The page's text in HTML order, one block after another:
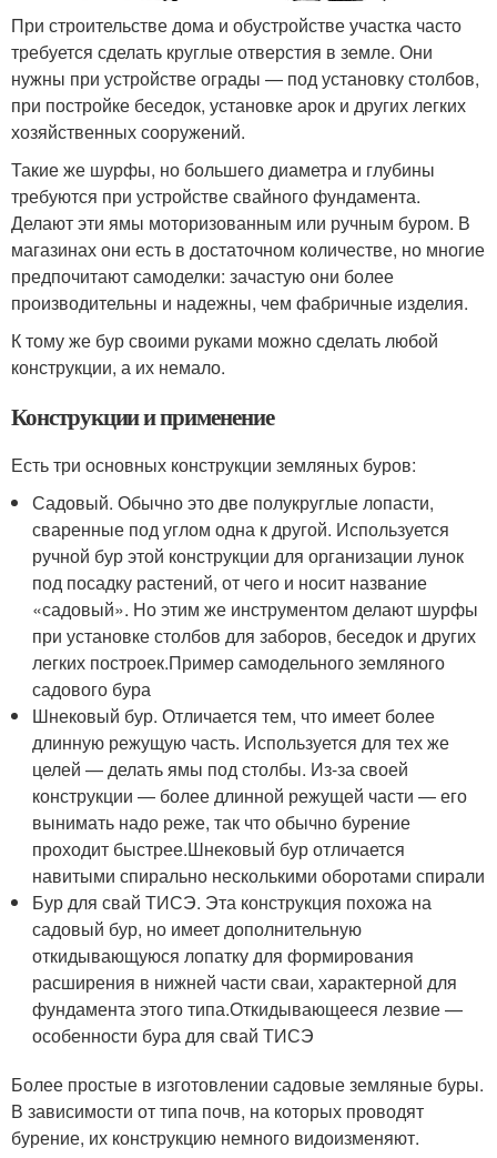
При строительстве дома и обустройстве участка часто
требуется сделать круглые отверстия в земле. Они
нужны при устройстве ограды — под установку столбов,
при постройке беседок, установке арок и других легких
хозяйственных сооружений.
Такие же шурфы, но большего диаметра и глубины
требуются при устройстве свайного фундамента.
Делают эти ямы моторизованным или ручным буром. В
магазинах они есть в достаточном количестве, но многие
предпочитают самоделки: зачастую они более
производительны и надежны, чем фабричные изделия.
К тому же бур своими руками можно сделать любой
конструкции, а их немало.
Конструкции и применение
Есть три основных конструкции земляных буров:
Садовый. Обычно это две полукруглые лопасти,
сваренные под углом одна к другой. Используется
ручной бур этой конструкции для организации лунок
под посадку растений, от чего и носит название
«садовый». Но этим же инструментом делают шурфы
при установке столбов для заборов, беседок и других
легких построек.Пример самодельного земляного
садового бура
Шнековый бур. Отличается тем, что имеет более
длинную режущую часть. Используется для тех же
целей — делать ямы под столбы. Из-за своей
конструкции — более длинной режущей части — его
вынимать надо реже, так что обычно бурение
проходит быстрее.Шнековый бур отличается
навитыми спирально несколькими оборотами спирали
Бур для свай ТИСЭ. Эта конструкция похожа на
садовый бур, но имеет дополнительную
откидывающуюся лопатку для формирования
расширения в нижней части сваи, характерной для
фундамента этого типа.Откидывающееся лезвие —
особенности бура для свай ТИСЭ
Более простые в изготовлении садовые земляные буры.
В зависимости от типа почв, на которых проводят
бурение, их конструкцию немного видоизменяют.